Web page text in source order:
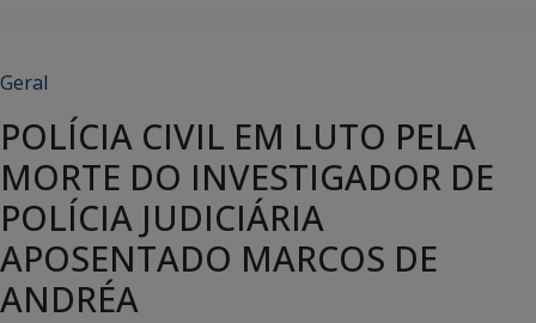
Geral
POLÍCIA CIVIL EM LUTO PELA
MORTE DO INVESTIGADOR DE
POLÍCIA JUDICIÁRIA
APOSENTADO MARCOS DE
ANDRÉA